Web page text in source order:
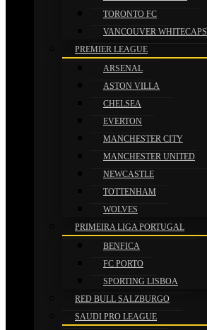
TORONTO FC
VANCOUVER WHITECAPS
PREMIER LEAGUE
ARSENAL
ASTON VILLA
CHELSEA
EVERTON
MANCHESTER CITY
MANCHESTER UNITED
NEWCASTLE
TOTTENHAM
WOLVES
PRIMEIRA LIGA PORTUGAL
BENFICA
FC PORTO
SPORTING LISBOA
RED BULL SALZBURGO
SAUDI PRO LEAGUE